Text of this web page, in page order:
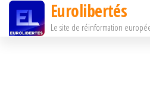
Passer
Eurolibertés
Le site de réinformation